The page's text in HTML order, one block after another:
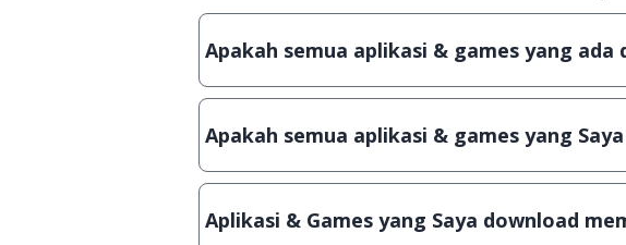
Apakah semua aplikasi & games yang
Ya, JalanTikus hanya membagikan aplikasi &
crack, patch atau semacamnya.
Apakah semua aplikasi & games yang
Ya, JalanTikus selalu melakukan scanning
aplikasi atau games, sehingga bisa dijamin
Aplikasi & Games yang Saya download